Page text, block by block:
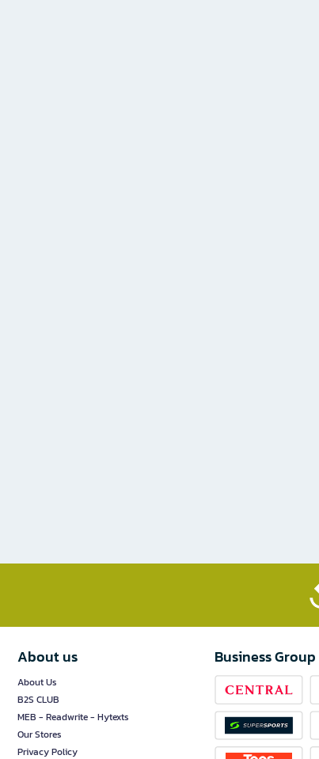
About us
About Us
B2S CLUB
MEB - Readwrite - Hytexts
Our Stores
Privacy Policy
Business Group